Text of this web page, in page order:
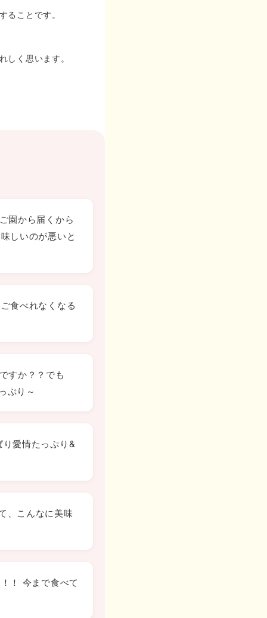
ことです。
く思います。
園から届くから
しいのが悪いと
食べれなくなる
すか？？でも
ぷり～
愛情たっぷり&
、こんなに美味
！ 今まで食べて